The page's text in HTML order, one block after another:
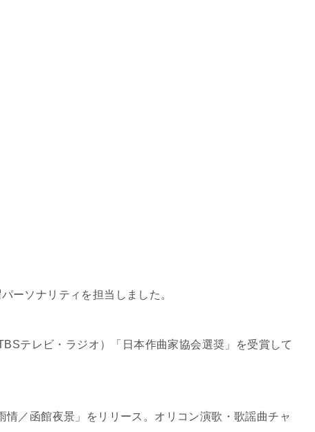
ーソナリティを担当しました。
テレビ・ラジオ）「日本作曲家協会選奨」を受賞して
／函館夜景」をリリース。オリコン演歌・歌謡曲チャ